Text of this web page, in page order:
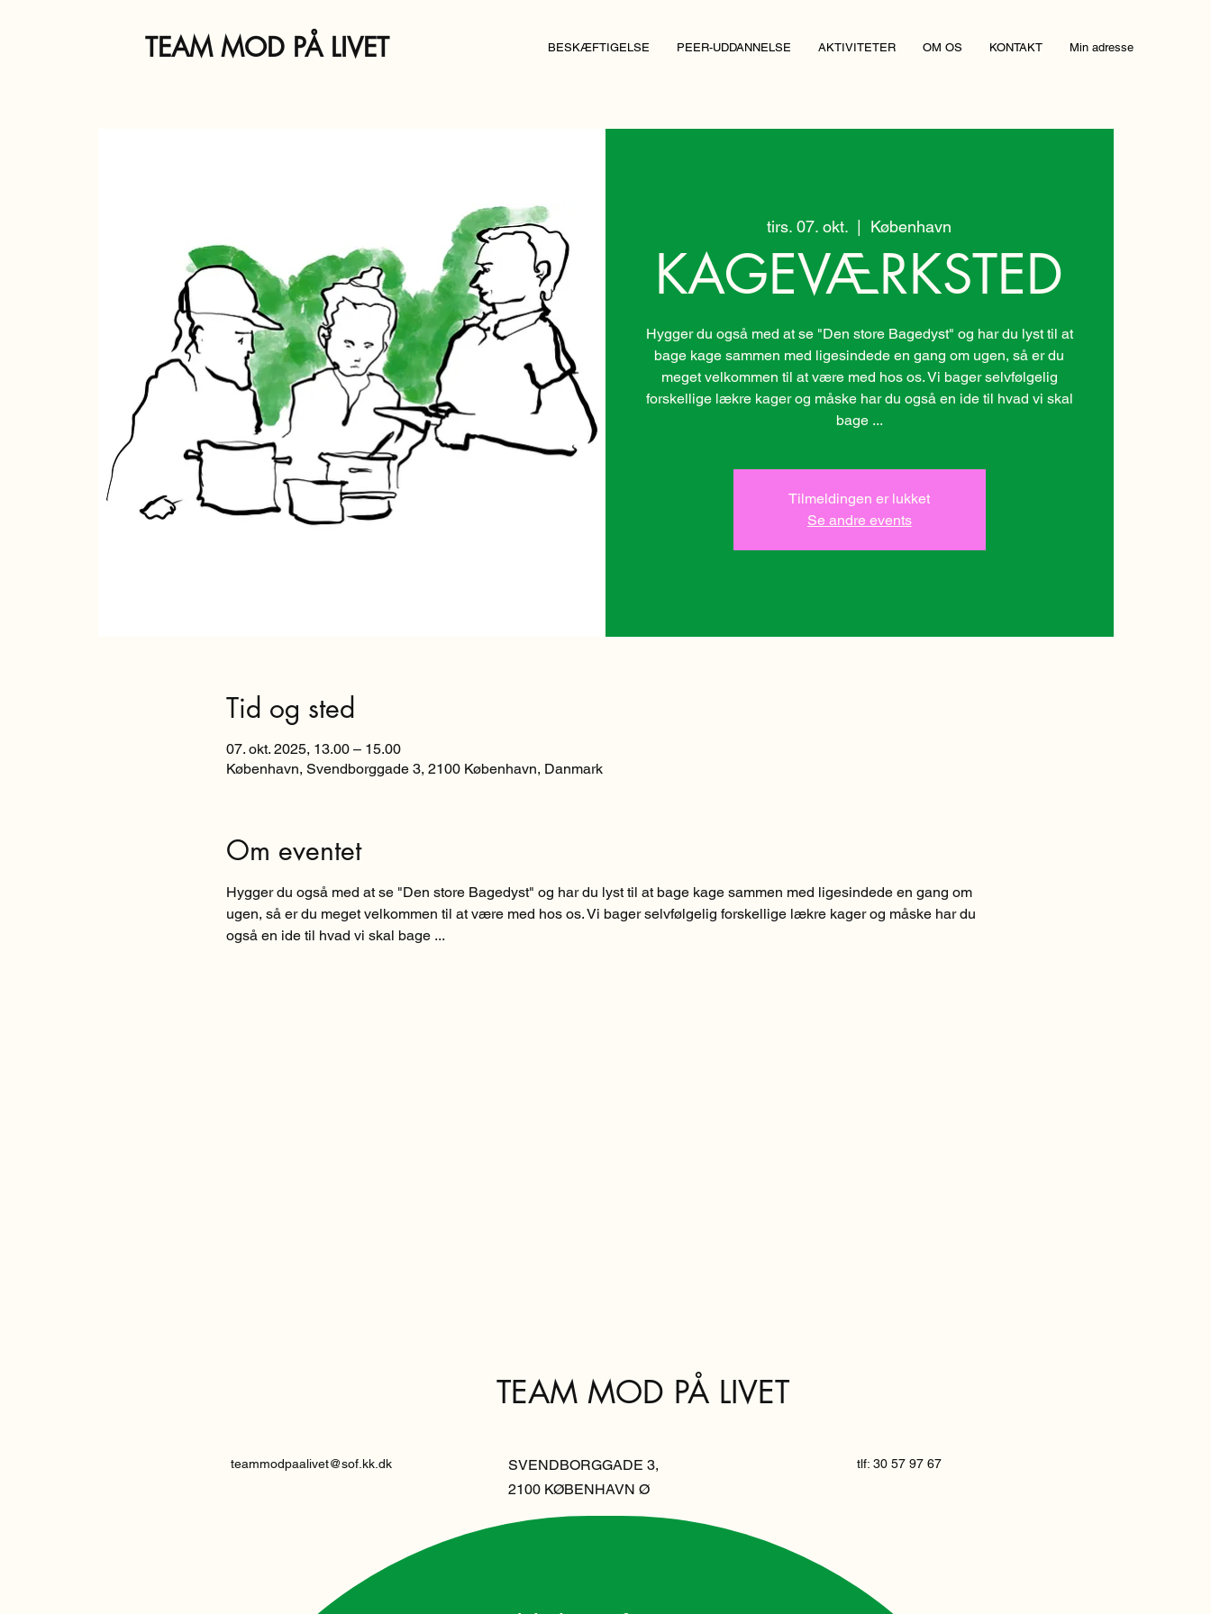
TEAM MOD PÅ LIVET BESKÆFTIGELSE PEER-UDDANNELSE AKTIVITETER OM OS KONTAKT Min adresse
tirs. 07. okt.
  |
København
KAGEVÆRKSTED
Hygger du også med at se "Den store Bagedyst" og har du lyst til at
bage kage sammen med ligesindede en gang om ugen, så er du
meget velkommen til at være med hos os. Vi bager selvfølgelig
forskellige lækre kager og måske har du også en ide til hvad vi skal
bage ...
Tilmeldingen er lukket
Se andre events
Tid og sted
07. okt. 2025, 13.00 – 15.00
København, Svendborggade 3, 2100 København, Danmark
Om eventet
Hygger du også med at se "Den store Bagedyst" og har du lyst til at bage kage sammen med ligesindede en gang om
ugen, så er du meget velkommen til at være med hos os. Vi bager selvfølgelig forskellige lækre kager og måske har du
også en ide til hvad vi skal bage ...
TEAM MOD PÅ LIVET
teammodpaalivet@sof.kk.dk
SVENDBORGGADE 3,
2100 KØBENHAVN Ø
tlf: 30 57 97 67